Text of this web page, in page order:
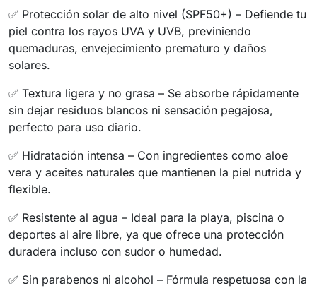
✅ Protección solar de alto nivel (SPF50+) – Defiende tu
piel contra los rayos UVA y UVB, previniendo
quemaduras, envejecimiento prematuro y daños
solares.
✅ Textura ligera y no grasa – Se absorbe rápidamente
sin dejar residuos blancos ni sensación pegajosa,
perfecto para uso diario.
✅ Hidratación intensa – Con ingredientes como aloe
vera y aceites naturales que mantienen la piel nutrida y
flexible.
✅ Resistente al agua – Ideal para la playa, piscina o
deportes al aire libre, ya que ofrece una protección
duradera incluso con sudor o humedad.
✅ Sin parabenos ni alcohol – Fórmula respetuosa con la